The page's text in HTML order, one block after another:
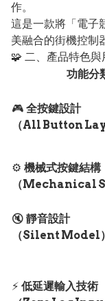
作。
這是一款將「電子
美融合的街機控制
🧩 二、產品特色與
功能分
🎮 全按鍵設計
（All Button
⚙️ 機械式按鍵結構
（Mechanical
🔇 靜音設計
（Silent Model）
⚡ 低延遲輸入技術